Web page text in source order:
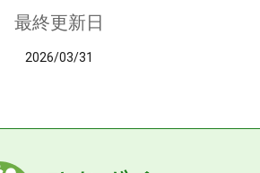
最終更新日
2026/03/31